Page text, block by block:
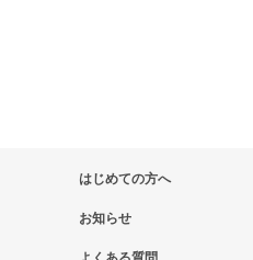
はじめての方へ
お知らせ